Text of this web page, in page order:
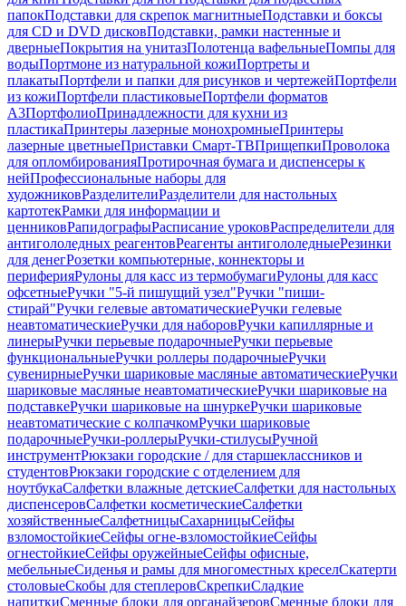
папокПодставки для скрепок магнитныеПодставки и боксы
для CD и DVD дисковПодставки, рамки настенные и
дверныеПокрытия на унитазПолотенца вафельныеПомпы для
водыПортмоне из натуральной кожиПортреты и
плакатыПортфели и папки для рисунков и чертежейПортфели
из кожиПортфели пластиковыеПортфели форматов
А3ПортфолиоПринадлежности для кухни из
пластикаПринтеры лазерные монохромныеПринтеры
лазерные цветныеПриставки Смарт-ТВПрищепкиПроволока
для опломбированияПротирочная бумага и диспенсеры к
нейПрофессиональные наборы для
художниковРазделителиРазделители для настольных
картотекРамки для информации и
ценниковРапидографыРасписание уроковРаспределители для
антигололедных реагентовРеагенты антигололедныеРезинки
для денегРозетки компьютерные, коннекторы и
периферияРулоны для касс из термобумагиРулоны для касс
офсетныеРучки "5-й пишущий узел"Ручки "пиши-
стирай"Ручки гелевые автоматическиеРучки гелевые
неавтоматическиеРучки для наборовРучки капиллярные и
линерыРучки перьевые подарочныеРучки перьевые
функциональныеРучки роллеры подарочныеРучки
сувенирныеРучки шариковые масляные автоматическиеРучки
шариковые масляные неавтоматическиеРучки шариковые на
подставкеРучки шариковые на шнуркеРучки шариковые
неавтоматические с колпачкомРучки шариковые
подарочныеРучки-роллерыРучки-стилусыРучной
инструментРюкзаки городские / для старшеклассников и
студентовРюкзаки городские с отделением для
ноутбукаСалфетки влажные детскиеСалфетки для настольных
диспенсеровСалфетки косметическиеСалфетки
хозяйственныеСалфетницыСахарницыСейфы
взломостойкиеСейфы огне-взломостойкиеСейфы
огнестойкиеСейфы оружейныеСейфы офисные,
мебельныеСиденья и рамы для многоместных креселСкатерти
столовыеСкобы для степлеровСкрепкиСладкие
напиткиСменные блоки для органайзеровСменные блоки для